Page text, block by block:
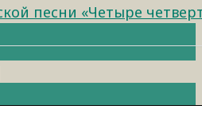
песни «Четыре